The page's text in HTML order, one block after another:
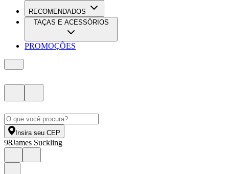
RECOMENDADOS
TAÇAS E ACESSÓRIOS
PROMOÇÕES
Insira seu CEP
98James Suckling